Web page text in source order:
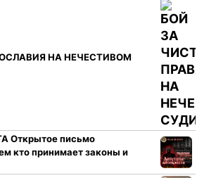
НА НЕЧЕСТИВОМ
Открытое письмо
кто принимает законы и